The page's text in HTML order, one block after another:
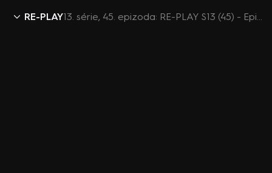
RE-PLAY 13. série, 45. epizoda: RE-PLAY S13 (45) - Epizoda 45